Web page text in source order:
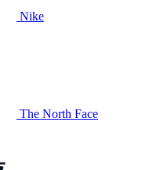
Nike
The North Face